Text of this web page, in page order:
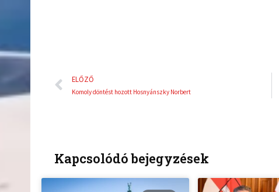
Előző
ELŐZŐ
Komoly döntést hozott Hosnyánszky Norbert
Kapcsolódó bejegyzések